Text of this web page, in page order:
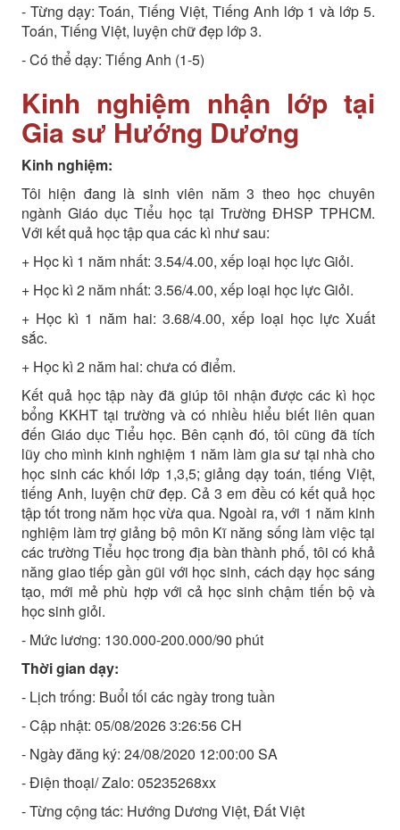
- Từng dạy: Toán, Tiếng Việt, Tiếng Anh lớp 1 và lớp 5.
Toán, Tiếng Việt, luyện chữ đẹp lớp 3.
- Có thể dạy: Tiếng Anh (1-5)
Kinh nghiệm nhận lớp tại
Gia sư Hướng Dương
Kinh nghiệm:
Tôi hiện đang là sinh viên năm 3 theo học chuyên
ngành Giáo dục Tiểu học tại Trường ĐHSP TPHCM.
Với kết quả học tập qua các kì như sau:
+ Học kì 1 năm nhất: 3.54/4.00, xếp loại học lực Giỏi.
+ Học kì 2 năm nhất: 3.56/4.00, xếp loại học lực Giỏi.
+ Học kì 1 năm hai: 3.68/4.00, xếp loại học lực Xuất
sắc.
+ Học kì 2 năm hai: chưa có điểm.
Kết quả học tập này đã giúp tôi nhận được các kì học
bổng KKHT tại trường và có nhiều hiểu biết liên quan
đến Giáo dục Tiểu học. Bên cạnh đó, tôi cũng đã tích
lũy cho mình kinh nghiệm 1 năm làm gia sư tại nhà cho
học sinh các khối lớp 1,3,5; giảng dạy toán, tiếng Việt,
tiếng Anh, luyện chữ đẹp. Cả 3 em đều có kết quả học
tập tốt trong năm học vừa qua. Ngoài ra, với 1 năm kinh
nghiệm làm trợ giảng bộ môn Kĩ năng sống làm việc tại
các trường Tiểu học trong địa bàn thành phố, tôi có khả
năng giao tiếp gần gũi với học sinh, cách dạy học sáng
tạo, mới mẻ phù hợp với cả học sinh chậm tiến bộ và
học sinh giỏi.
- Mức lương: 130.000-200.000/90 phút
Thời gian dạy:
- Lịch trống: Buổi tối các ngày trong tuần
- Cập nhật: 05/08/2026 3:26:56 CH
- Ngày đăng ký: 24/08/2020 12:00:00 SA
- Điện thoại/ Zalo: 05235268xx
- Từng cộng tác: Hướng Dương Việt, Đất Việt